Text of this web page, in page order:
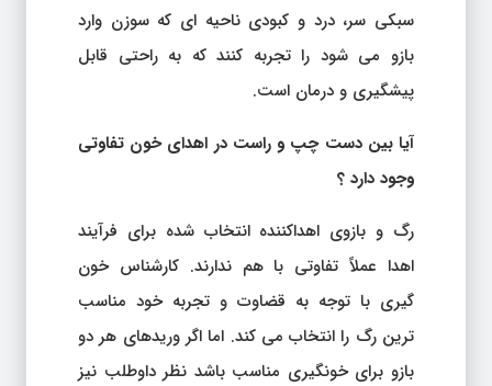
سبکی سر، درد و کبودی ناحیه ای که سوزن وارد
بازو می شود را تجربه کنند که به راحتی قابل
پیشگیری و درمان است.
آیا بین دست چپ و راست در اهدای خون تفاوتی
وجود دارد ؟
رگ و بازوی اهداکننده انتخاب شده برای فرآیند
اهدا عملاً تفاوتی با هم ندارند. کارشناس خون
گیری با توجه به قضاوت و تجربه خود مناسب
ترین رگ را انتخاب می کند. اما اگر وریدهای هر دو
بازو برای خونگیری مناسب باشد نظر داوطلب نیز